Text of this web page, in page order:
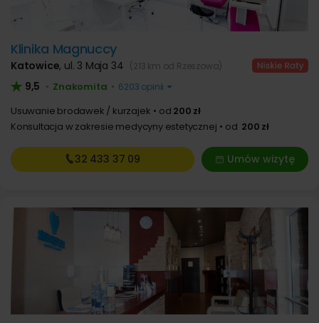
Klinika Magnuccy
Katowice, ul. 3 Maja 34 (213 km od Rzeszowa)
9,5 • Znakomita • 6203 opinii
Usuwanie brodawek / kurzajek od 200 zł
Konsultacja w zakresie medycyny estetycznej
od 200 zł
Umów wizytę
32 433 37 09